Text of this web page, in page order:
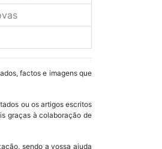
factos e imagens que
ou os artigos escritos
graças à colaboração de
sendo a vossa ajuda